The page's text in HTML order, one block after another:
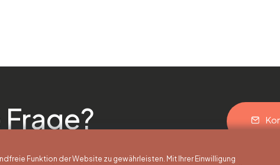
Funktion der Website zu gewährleisten. Mit Ihrer Einwilligung